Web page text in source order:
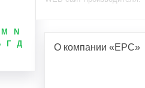
M
N
Г
Д
О компании «EPC»